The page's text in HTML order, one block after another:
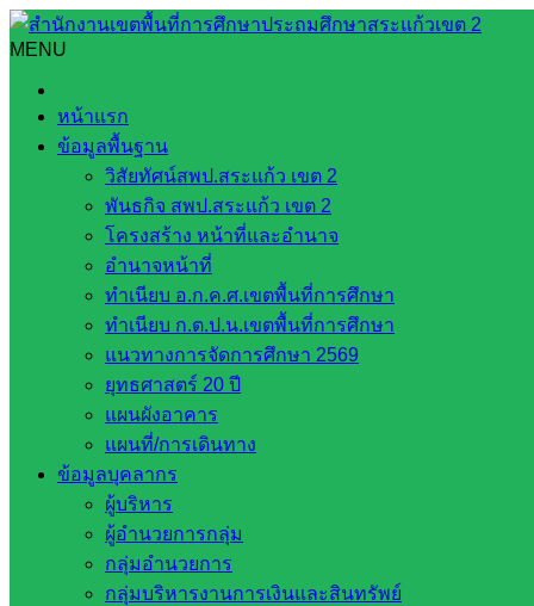
Skip
to
content
MENU
หน้าแรก
ข้อมูลพื้นฐาน
วิสัยทัศน์สพป.สระแก้ว เขต 2
พันธกิจ สพป.สระแก้ว เขต 2
โครงสร้าง หน้าที่และอำนาจ
อำนาจหน้าที่
ทำเนียบ อ.ก.ค.ศ.เขตพื้นที่การศึกษา
ทำเนียบ ก.ต.ป.น.เขตพื้นที่การศึกษา
แนวทางการจัดการศึกษา 2569
ยุทธศาสตร์ 20 ปี
แผนผังอาคาร
แผนที่/การเดินทาง
ข้อมูลบุคลากร
ผู้บริหาร
ผู้อำนวยการกลุ่ม
กลุ่มอำนวยการ
กลุ่มบริหารงานการเงินและสินทรัพย์
Search
กิจกรรมวันวิทยาศาสตร์แห่งชาติ ประจำปีการศึกษา ๒๕๖๕
กิจกรรมวันวิทยาศาสตร์แห่งชาติ ประจำปี
สิงหาคม 27, 2022 สิงหาคม 31, 2022
วันพฤหัสบดีที่ ๑๘ สิงหาคม พ.ศ. ๒๕๖๕ นำโดยนางสาวสุจิตรา
เทิดพระเกียรติและสดุดี ในพระปรีชาสามารถของพระบาทสมเ
มากขึ้น โดยมีกิจกรรมต่างๆมากมายเพื่อให้นักเรียนได้เกิดความ